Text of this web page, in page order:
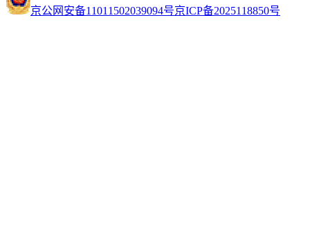
京公网安备11011502039094号京ICP备2025118850号